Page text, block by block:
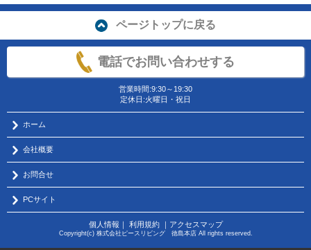
ページトップに戻る
電話でお問い合わせする
営業時間:9:30～19:30
定休日:火曜日・祝日
ホーム
会社概要
お問合せ
PCサイト
個人情報 利用規約｜ アクセスマップ
Copyright(c) 株式会社ピースリビング 徳島本店 All rights reserved.